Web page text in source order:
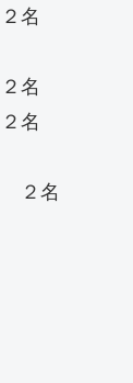
名
名
名
２名